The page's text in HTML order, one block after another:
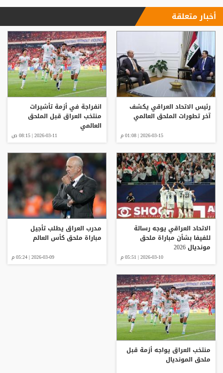
أخبار متعلقة
رئيس الاتحاد العراقي يكشف
آخر تطورات الملحق العالمي
2026-03-15 | 01:08 م
انفراجة في أزمة تأشيرات
منتخب العراق قبل الملحق
العالمي
2026-03-11 | 08:15 ص
الاتحاد العراقي يوجه رسالة
للفيفا بشأن مباراة ملحق
مونديال 2026
2026-03-10 | 05:51 م
مدرب العراق يطلب تأجيل
مباراة ملحق كأس العالم
2026-03-09 | 05:24 م
منتخب العراق يواجه أزمة قبل
ملحق المونديال